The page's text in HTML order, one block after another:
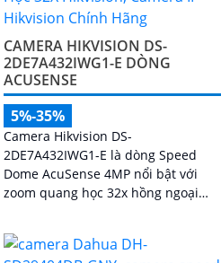
CAMERA HIKVISION DS-
2DE7A432IWG1-E DÒNG
ACUSENSE
5%-35%
Camera Hikvision DS-
2DE7A432IWG1-E là dòng Speed
Dome AcuSense 4MP nổi bật với
zoom quang học 32x hồng ngoại
hình ảnh rõ nét ngày đêm